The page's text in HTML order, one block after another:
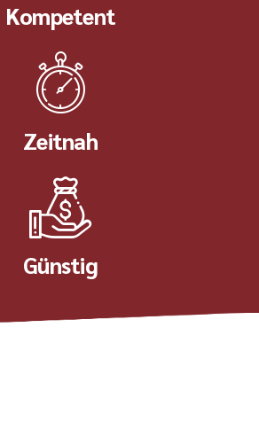
Kompetent
Zeitnah
Günstig